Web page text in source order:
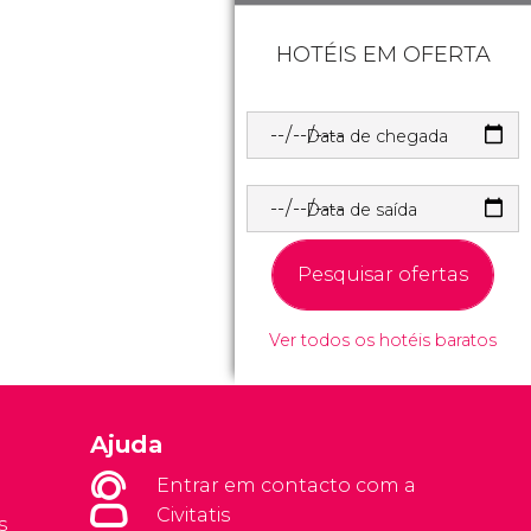
HOTÉIS EM OFERTA
Data de chegada
Data de saída
Pesquisar ofertas
Ver todos os hotéis baratos
Ajuda
Entrar em contacto com a
Civitatis